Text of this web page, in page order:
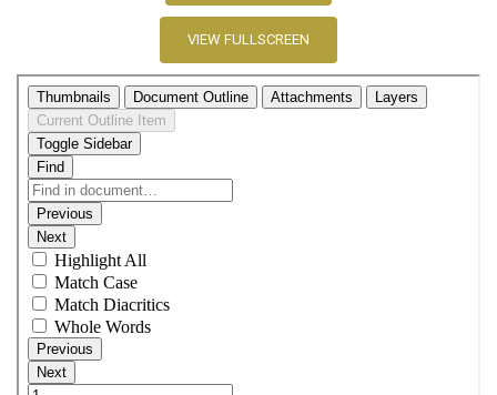
VIEW FULLSCREEN